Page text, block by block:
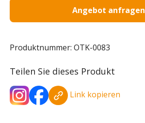
Angebot anfragen
Produktnummer: OTK-0083
Teilen Sie dieses Produkt
Link kopieren